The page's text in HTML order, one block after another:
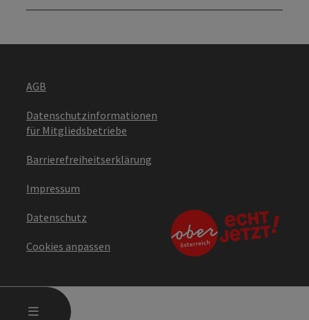
MENÜ
AGB
Datenschutzinformationen
für Mitgliedsbetriebe
Barrierefreiheitserklärung
Impressum
Datenschutz
Cookies anpassen